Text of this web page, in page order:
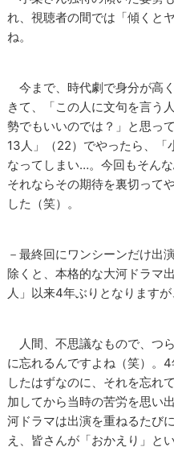
れ、視聴者の間では「傾くと
ね。
今まで、時代劇で身分が高
きて、「この人に文句を言う
勢でもいいのでは？」と思っ
13人」（22）でやったら、「
なってしまい…。今回もそん
それならその期待を裏切って
した（笑）。
－最終回にワンシーンだけ出
除くと、本格的な大河ドラマ
人」以来4年ぶりとなりますが
人間、不思議なもので、つ
に忘れるんですよね（笑）。
したはずなのに、それを忘れ
加してから当時の苦労を思い
河ドラマは出演を重ねるたび
え、皆さんが「おかえり」と